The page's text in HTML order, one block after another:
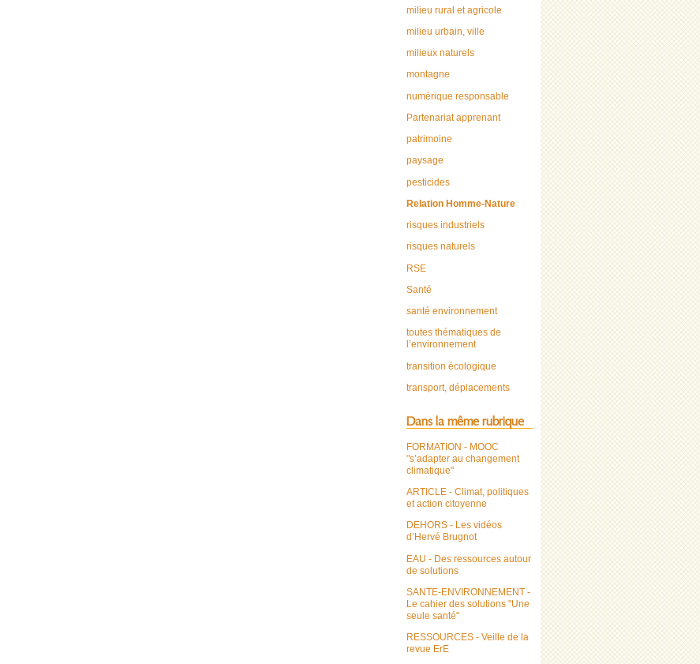
milieu rural et agricole
milieu urbain, ville
milieux naturels
montagne
numérique responsable
Partenariat apprenant
patrimoine
paysage
pesticides
Relation Homme-Nature
risques industriels
risques naturels
RSE
Santé
santé environnement
toutes thématiques de
l’environnement
transition écologique
transport, déplacements
Dans la même rubrique
FORMATION - MOOC
"s’adapter au changement
climatique"
ARTICLE - Climat, politiques
et action citoyenne
DEHORS - Les vidéos
d’Hervé Brugnot
EAU - Des ressources autour
de solutions
SANTE-ENVIRONNEMENT -
Le cahier des solutions "Une
seule santé"
RESSOURCES - Veille de la
revue ErE